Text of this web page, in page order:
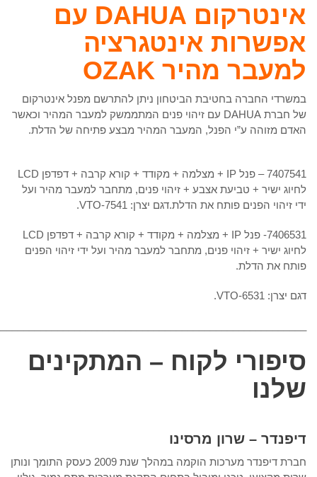
אינטרקום DAHUA עם
אפשרות אינטגרציה
למעבר מהיר OZAK
במשרדי החברה בחטיבת הביטחון ניתן להתרשם מפנל אינטרקום
של חברת DAHUA עם זיהוי פנים המתממשק למעבר המהיר וכאשר
האדם מזוהה ע”י הפנל, המעבר המהיר מבצע פתיחה של הדלת.
7407541 – פנל IP + מצלמה + מקודד + קורא קרבה + דפדפן LCD
לחיוג ישיר + טביעת אצבע + זיהוי פנים, מתחבר למעבר מהיר ועל
ידי זיהוי הפנים פותח את הדלת.דגם יצרן: VTO-7541.
7406531- פנל IP + מצלמה + מקודד + קורא קרבה + דפדפן LCD
לחיוג ישיר + זיהוי פנים, מתחבר למעבר מהיר ועל ידי זיהוי הפנים
פותח את הדלת.
דגם יצרן: VTO-6531.
סיפורי לקוח – המתקינים
שלנו
דיפנדר – שרון מרסינו
חברת דיפנדר מערכות הוקמה במהלך שנת 2009 כעסק התומך ונותן